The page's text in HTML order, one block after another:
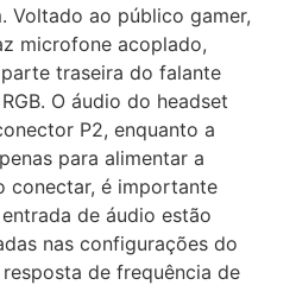
Voltado ao público gamer,
microfone acoplado,
traseira do falante
O áudio do headset
P2, enquanto a
para alimentar a
conectar, é importante
de áudio estão
nas configurações do
de frequência de